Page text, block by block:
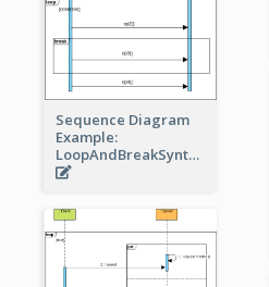
Sequence Diagram
Example:
LoopAndBreakSyntax